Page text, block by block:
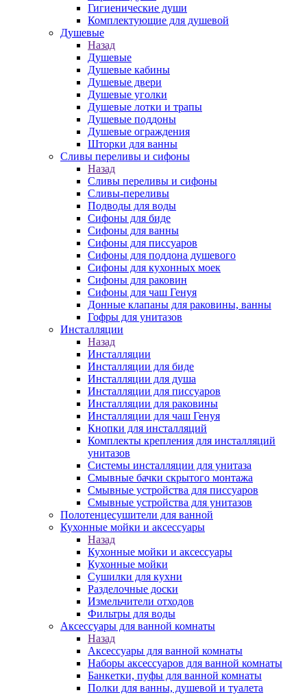
Гигиенические души
Комплектующие для душевой
Душевые
Назад
Душевые
Душевые кабины
Душевые двери
Душевые уголки
Душевые лотки и трапы
Душевые поддоны
Душевые ограждения
Шторки для ванны
Сливы переливы и сифоны
Назад
Сливы переливы и сифоны
Сливы-переливы
Подводы для воды
Сифоны для биде
Сифоны для ванны
Сифоны для писсуаров
Сифоны для поддона душевого
Сифоны для кухонных моек
Сифоны для раковин
Сифоны для чаш Генуя
Донные клапаны для раковины, ванны
Гофры для унитазов
Инсталляции
Назад
Инсталляции
Инсталляции для биде
Инсталляции для душа
Инсталляции для писсуаров
Инсталляции для раковины
Инсталляции для чаш Генуя
Кнопки для инсталляций
Комплекты крепления для инсталляций
унитазов
Системы инсталляции для унитаза
Смывные бачки скрытого монтажа
Смывные устройства для писсуаров
Смывные устройства для унитазов
Полотенцесушители для ванной
Кухонные мойки и аксессуары
Назад
Кухонные мойки и аксессуары
Кухонные мойки
Сушилки для кухни
Разделочные доски
Измельчители отходов
Фильтры для воды
Аксессуары для ванной комнаты
Назад
Аксессуары для ванной комнаты
Наборы аксессуаров для ванной комнаты
Банкетки, пуфы для ванной комнаты
Полки для ванны, душевой и туалета